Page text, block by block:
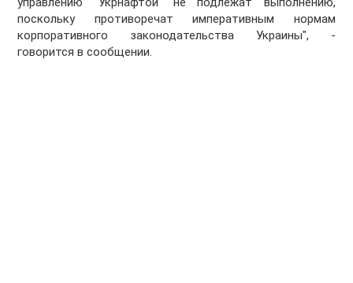
поскольку противоречат императивным нормам
корпоративного законодательства Украины", -
говорится в сообщении.